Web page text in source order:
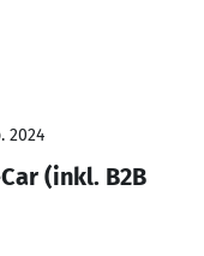
2024
(inkl. B2B